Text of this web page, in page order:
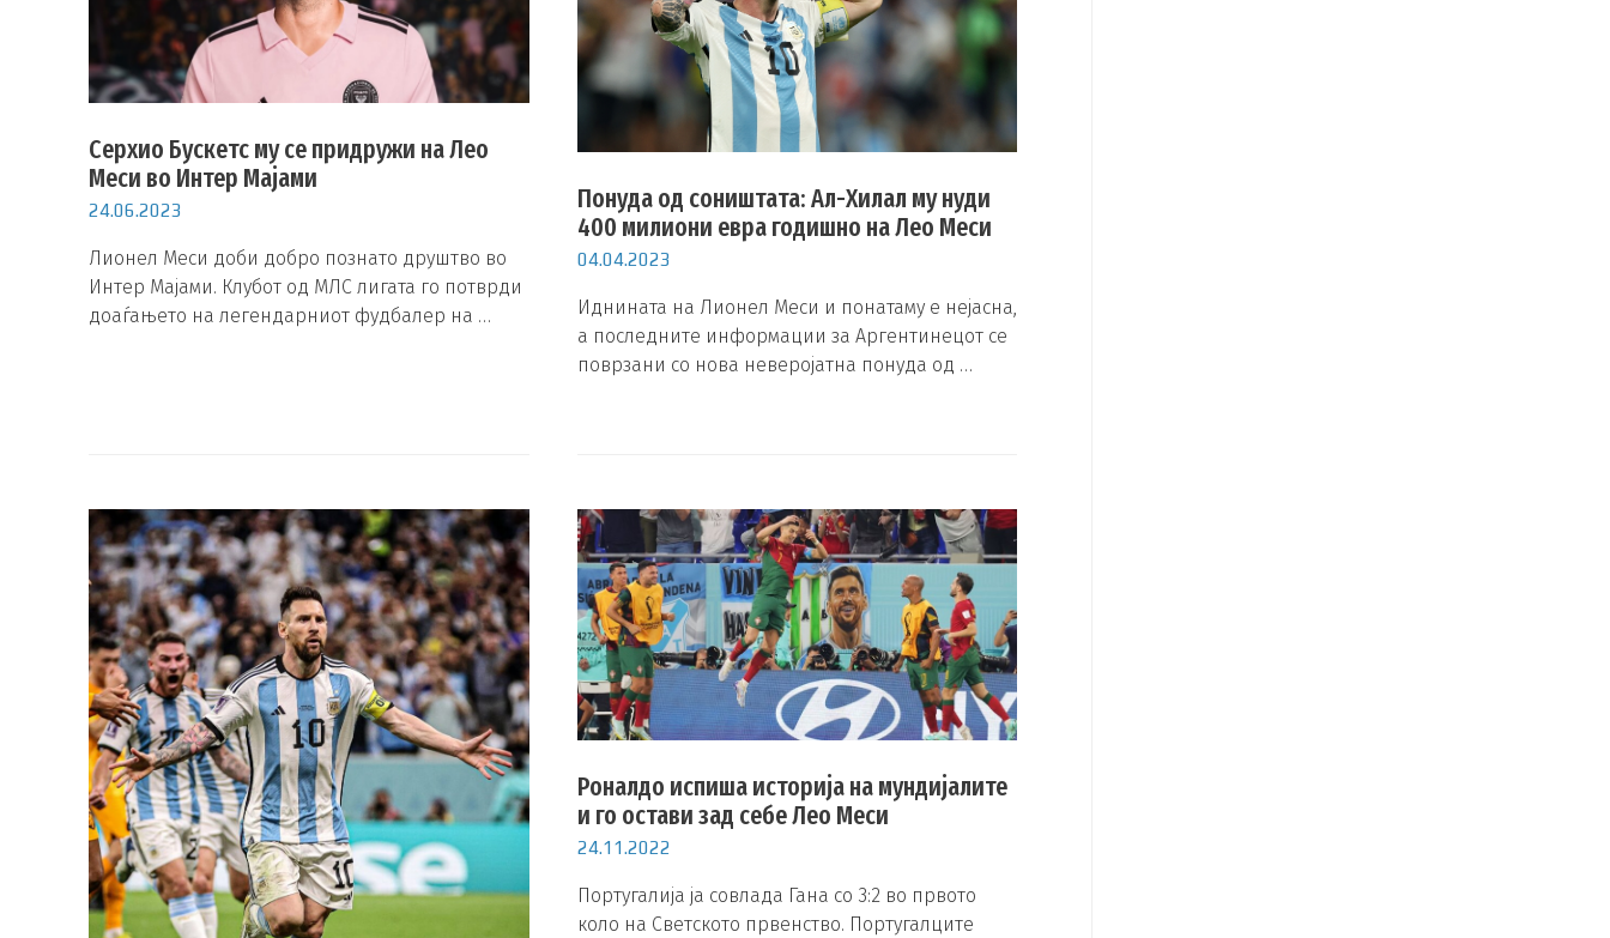
Серхио Бускетс му се придружи на Лео
Меси во Интер Мајами
24.06.2023
Лионел Меси доби добро познато друштво во
Интер Мајами. Клубот од МЛС лигата го потврди
доаѓањето на легендарниот фудбалер на …
Понуда од соништата: Ал-Хилал му нуди
400 милиони евра годишно на Лео Меси
04.04.2023
Иднината на Лионел Меси и понатаму е нејасна,
а последните информации за Аргентинецот се
поврзани со нова неверојатна понуда од …
Роналдо испиша историја на мундијалите
и го остави зад себе Лео Меси
24.11.2022
Португалија ја совлада Гана со 3:2 во првото
коло на Светското првенство. Португалците